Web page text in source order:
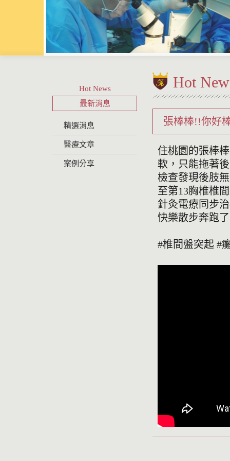
Hot News
最新消息
精選消息
醫療文章
案例分享
Hot
張棒棒!!你好
住桃園的張棒
軟，只能拖著
檢查發現後肢
至第13胸椎椎
針灸電療同步
快樂散步奔跑
#椎間盤突起 #